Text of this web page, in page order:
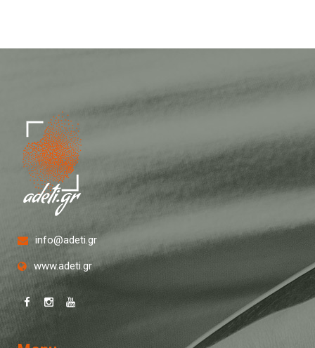
info@adeti.gr
www.adeti.gr